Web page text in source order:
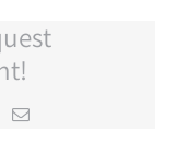
Correo